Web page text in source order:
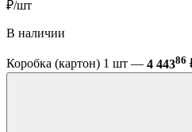
₽/шт
В наличии
Коробка (картон) 1 шт — 4 44386